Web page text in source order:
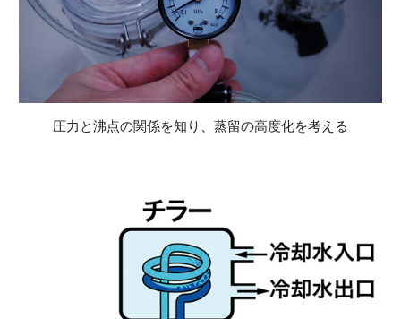
圧力と沸点の関係を知り、蒸留の高度化を考える